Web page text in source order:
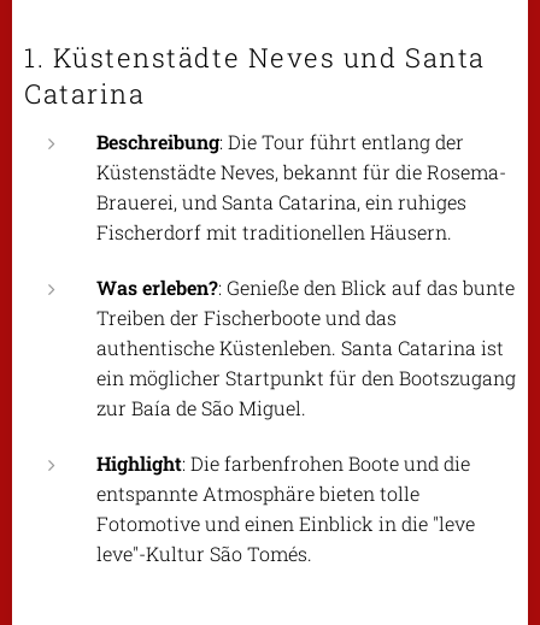
1. Küstenstädte Neves und Santa
Catarina
Beschreibung: Die Tour führt entlang der
Küstenstädte Neves, bekannt für die Rosema-
Brauerei, und Santa Catarina, ein ruhiges
Fischerdorf mit traditionellen Häusern.
Was erleben?: Genieße den Blick auf das bunte
Treiben der Fischerboote und das
authentische Küstenleben. Santa Catarina ist
ein möglicher Startpunkt für den Bootszugang
zur Baía de São Miguel.
Highlight: Die farbenfrohen Boote und die
entspannte Atmosphäre bieten tolle
Fotomotive und einen Einblick in die "leve
leve"-Kultur São Tomés.